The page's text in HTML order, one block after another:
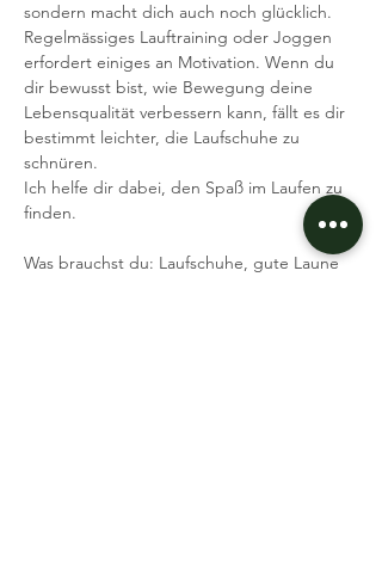
sondern macht dich auch noch glücklich.
Regelmässiges Lauftraining oder Joggen
erfordert einiges an Motivation. Wenn du
dir bewusst bist, wie Bewegung deine
Lebensqualität verbessern kann, fällt es dir
bestimmt leichter, die Laufschuhe zu
schnüren.
Ich helfe dir dabei, den Spaß im Laufen zu
finden.
Was brauchst du: Laufschuhe, gute Laune